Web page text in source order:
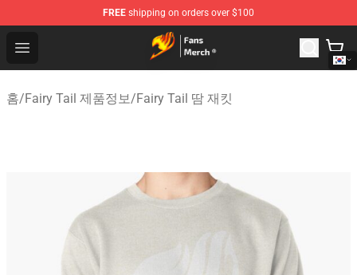
FREE shipping on orders over $100
Open menu
Fairy Tail Store - Official Fairy Tail Merchandise Shop
홈/Fairy Tail 제품정보/Fairy Tail 땀 재킷